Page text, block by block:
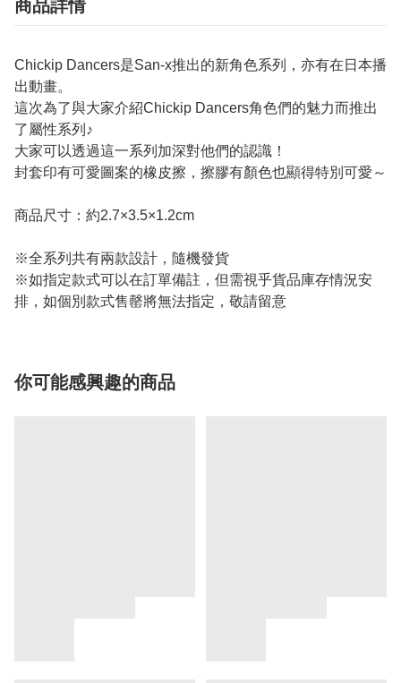
商品詳情
Chickip Dancers是San-x推出的新角色系列，亦有在日本播
出動畫。
這次為了與大家介紹Chickip Dancers角色們的魅力而推出
了屬性系列♪
大家可以透過這一系列加深對他們的認識！
封套印有可愛圖案的橡皮擦，擦膠有顏色也顯得特別可愛～
商品尺寸：約2.7×3.5×1.2cm
※全系列共有兩款設計，隨機發貨
※如指定款式可以在訂單備註，但需視乎貨品庫存情況安
排，如個別款式售罄將無法指定，敬請留意
你可能感興趣的商品